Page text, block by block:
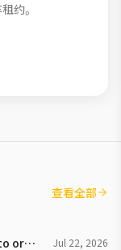
约。
查看全部
or
Jul 22, 2026